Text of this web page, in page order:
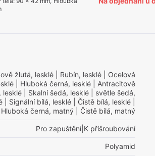
žlutá, lesklé | Rubín, lesklé | Ocelová
| Hluboká černá, lesklé | Antracitově
lesklé | Skalní šedá, lesklé | světle šedá,
| Signální bílá, lesklé | Čistě bílá, lesklé
Hluboká černá, matný | Čistě bílá, matný
Pro zapuštění|K přišroubování
Polyamid